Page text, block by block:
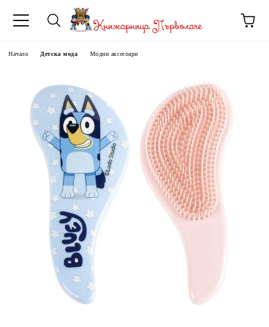
Начало Детска мода Модни аксесоари